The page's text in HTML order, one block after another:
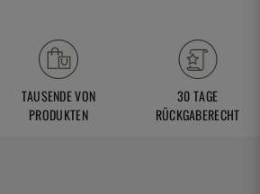
TAUSENDE VON
PRODUKTEN
30 TAGE
RÜCKGABERECHT